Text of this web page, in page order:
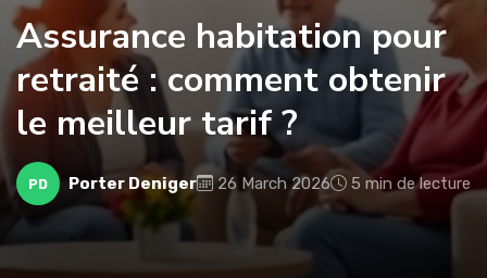
Assurance habitation pour
retraité : comment obtenir
le meilleur tarif ?
PD Porter Deniger 26 March 2026 5 min de lecture